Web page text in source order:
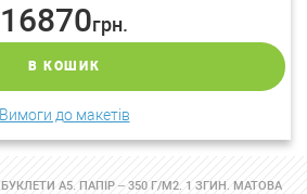
16870грн.
В КОШИК
Вимоги до макетів
БУКЛЕТИ А5. ПАПІР – 350 Г/М2. 1 ЗГИН. МАТОВА